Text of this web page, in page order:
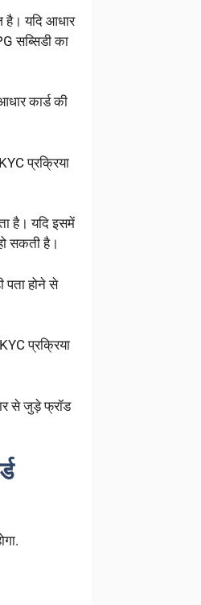
है। यदि आधार
सब्सिडी का
कार्ड की
प्रक्रिया
है। यदि इसमें
सकती है।
पता होने से
प्रक्रिया
से जुड़े फ्रॉड